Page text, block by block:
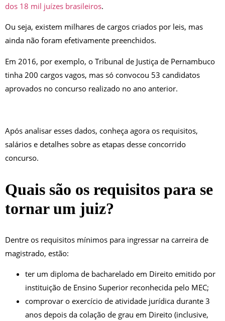
dos 18 mil juízes brasileiros.
Ou seja, existem milhares de cargos criados por leis, mas
ainda não foram efetivamente preenchidos.
Em 2016, por exemplo, o Tribunal de Justiça de Pernambuco
tinha 200 cargos vagos, mas só convocou 53 candidatos
aprovados no concurso realizado no ano anterior.
Após analisar esses dados, conheça agora os requisitos,
salários e detalhes sobre as etapas desse concorrido
concurso.
Quais são os requisitos para se
tornar um juiz?
Dentre os requisitos mínimos para ingressar na carreira de
magistrado, estão:
ter um diploma de bacharelado em Direito emitido por
instituição de Ensino Superior reconhecida pelo MEC;
comprovar o exercício de atividade jurídica durante 3
anos depois da colação de grau em Direito (inclusive,